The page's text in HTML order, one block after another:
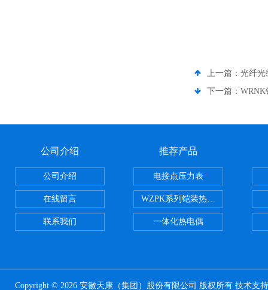
上一篇： 光纤光
下一篇： WRNK
公司介绍
公司介绍
在线留言
联系我们
推荐产品
电接点压力表
WZPK系列铠装热电阻
一体化热电偶
Copyright © 2026 安徽天康（集团）股份有限公司 版权所有 技术支